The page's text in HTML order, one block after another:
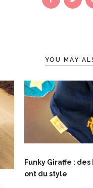
YOU MAY
Funky Giraffe :
ont du style